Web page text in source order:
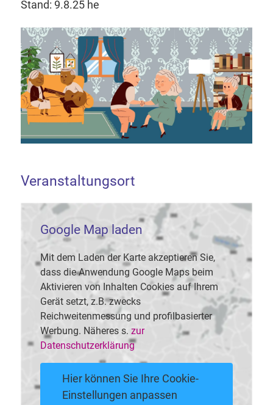
Stand: 9.8.25 he
Veranstaltungsort
Google Map laden
Mit dem Laden der Karte akzeptieren Sie,
dass die Anwendung Google Maps beim
Aktivieren von Inhalten Cookies auf Ihrem
Gerät setzt, z.B. zwecks
Reichweitenmessung und profilbasierter
Werbung. Näheres s. zur
Datenschutzerklärung
Hier können Sie Ihre Cookie-
Einstellungen anpassen